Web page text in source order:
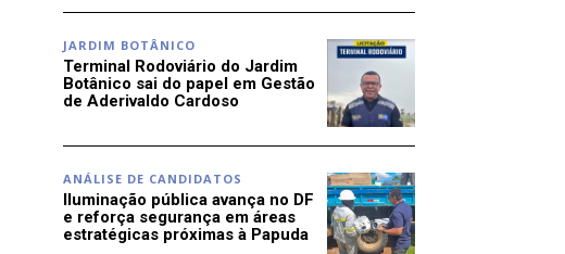
JARDIM BOTÂNICO
Terminal Rodoviário do Jardim
Botânico sai do papel em Gestão
de Aderivaldo Cardoso
ANÁLISE DE CANDIDATOS
Iluminação pública avança no DF
e reforça segurança em áreas
estratégicas próximas à Papuda